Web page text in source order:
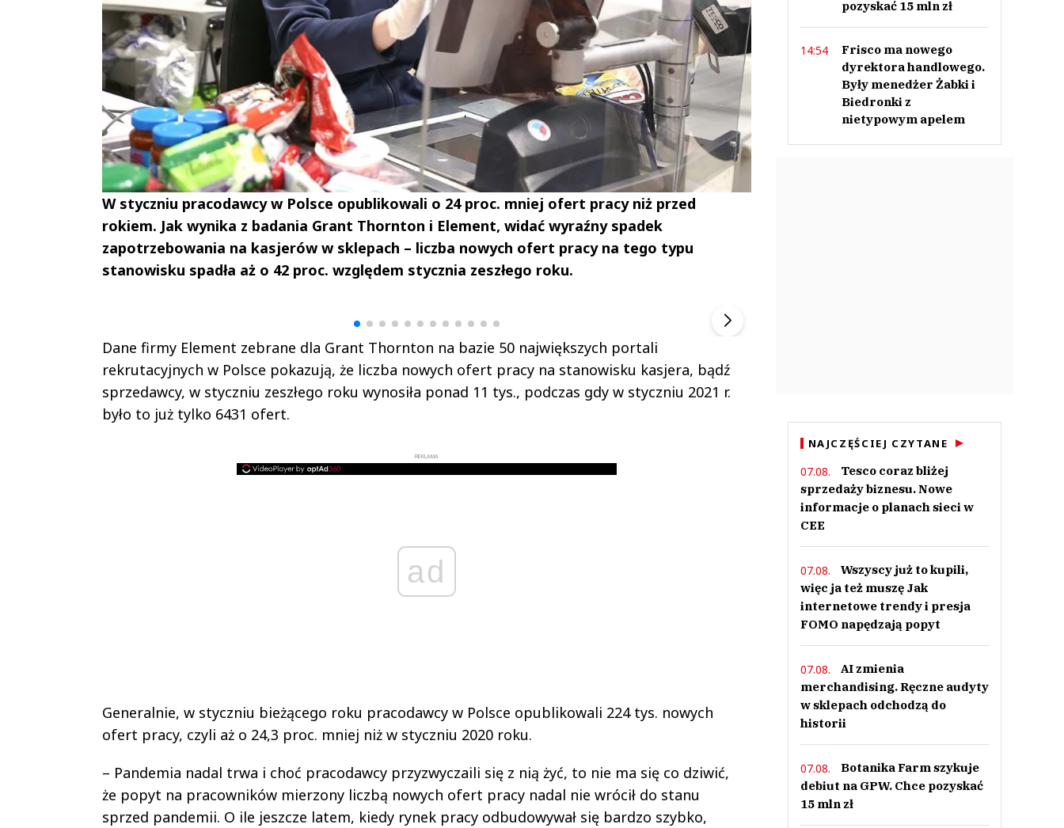
W styczniu pracodawcy w Polsce opublikowali o 24 proc. mniej ofert pracy niż przed
rokiem. Jak wynika z badania Grant Thornton i Element, widać wyraźny spadek
zapotrzebowania na kasjerów w sklepach – liczba nowych ofert pracy na tego typu
stanowisku spadła aż o 42 proc. względem stycznia zeszłego roku.
Dane firmy Element zebrane dla Grant Thornton na bazie 50 największych portali
rekrutacyjnych w Polsce pokazują, że liczba nowych ofert pracy na stanowisku kasjera, bądź
sprzedawcy, w styczniu zeszłego roku wynosiła ponad 11 tys., podczas gdy w styczniu 2021 r.
było to już tylko 6431 ofert.
REKLAMA
ad
Generalnie, w styczniu bieżącego roku pracodawcy w Polsce opublikowali 224 tys. nowych
ofert pracy, czyli aż o 24,3 proc. mniej niż w styczniu 2020 roku.
– Pandemia nadal trwa i choć pracodawcy przyzwyczaili się z nią żyć, to nie ma się co dziwić,
że popyt na pracowników mierzony liczbą nowych ofert pracy nadal nie wrócił do stanu
sprzed pandemii. O ile jeszcze latem, kiedy rynek pracy odbudowywał się bardzo szybko,
Andrzej i Marta
Marta i Andrzej
pozyskać 15 mln zł
14:54
Frisco ma nowego
dyrektora handlowego.
Były menedżer Żabki i
Biedronki z
nietypowym apelem
NAJCZĘŚCIEJ CZYTANE
07.08.
Tesco coraz bliżej
sprzedaży biznesu. Nowe
informacje o planach sieci w
CEE
07.08.
Wszyscy już to kupili,
więc ja też muszę Jak
internetowe trendy i presja
FOMO napędzają popyt
07.08.
AI zmienia
merchandising. Ręczne audyty
w sklepach odchodzą do
historii
07.08.
Botanika Farm szykuje
debiut na GPW. Chce pozyskać
15 mln zł